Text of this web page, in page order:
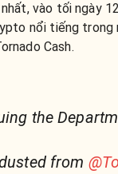
nhất, vào tối ngày
nổi tiếng
Cash.
the
from